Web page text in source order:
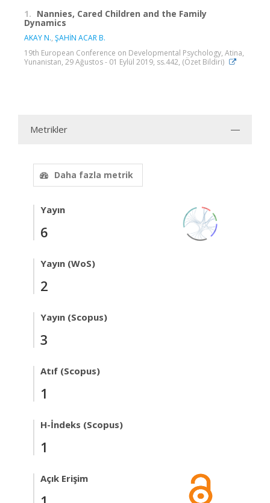
1. Nannies, Cared Children and the Family
Dynamics
AKAY N., ŞAHİN ACAR B.
19th European Conference on Developmental Psychology, Atina,
Yunanistan, 29 Ağustos - 01 Eylül 2019, ss.442, (Özet Bildiri)
Metrikler
Daha fazla metrik
Yayın
6
Yayın (WoS)
2
Yayın (Scopus)
3
Atıf (Scopus)
1
H-İndeks (Scopus)
1
Açık Erişim